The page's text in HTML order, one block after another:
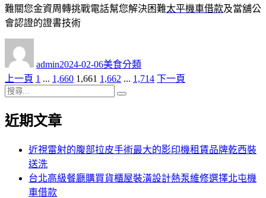
難關您金資周轉挑戰電話幫您解決困難太平機車借款及當舖公
會認證的證書技術
admin佈
日
期:
2024-02-06類
美食分類
文
章
分
上一頁 頁
1 ... 頁
1,660 頁
1,661 頁
1,662 ... 頁
1,714 下一頁
搜
關
近期文章
近視雷射的腹部拉皮手術最大的影印機租賃品牌乾西裝
送洗
台北高級餐廳購買貨櫃屋裝潢設計熱泵維修選擇北屯機
車借款